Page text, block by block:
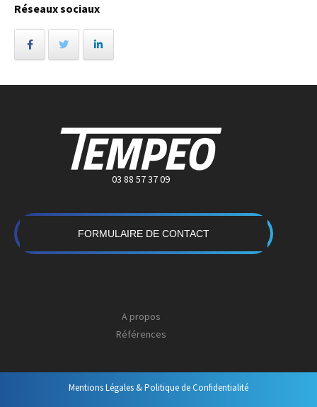
Réseaux sociaux
03 88 57 37 09
FORMULAIRE DE CONTACT
A propos
Références
Mentions Légales & Politique de Confidentialité